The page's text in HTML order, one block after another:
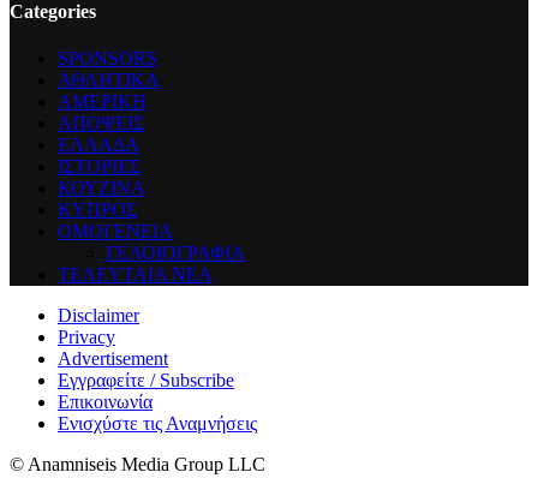
Categories
SPONSORS
ΑΘΛΗΤΙΚΑ
ΑΜΕΡΙΚΗ
ΑΠΟΨΕΙΣ
ΕΛΛΑΔΑ
ΙΣΤΟΡΙΕΣ
ΚΟΥΖΙΝΑ
ΚΥΠΡΟΣ
ΟΜΟΓΕΝΕΙΑ
ΓΕΛΟΙΟΓΡΑΦΙΑ
ΤΕΛΕΥΤΑΙΑ ΝΕΑ
Disclaimer
Privacy
Advertisement
Εγγραφείτε / Subscribe
Επικοινωνία
Ενισχύστε τις Αναμνήσεις
© Anamniseis Media Group LLC